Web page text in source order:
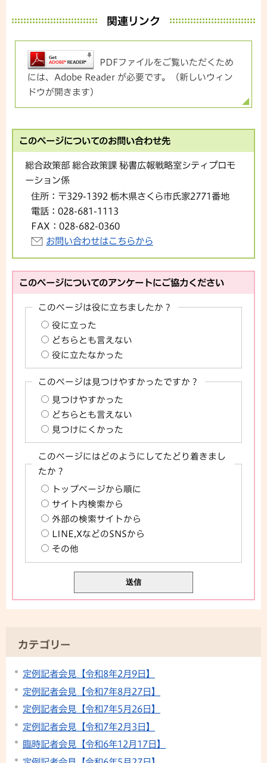
関連リンク
PDFファイルをご覧いただくため
には、Adobe Reader が必要です。（新しいウィン
ドウが開きます）
このページについてのお問い合わせ先
総合政策部 総合政策課 秘書広報戦略室シティプロモ
ーション係
住所： 〒329-1392 栃木県さくら市氏家2771番地
電話： 028-681-1113
FAX： 028-682-0360
お問い合わせはこちらから
このページについてのアンケートにご協力ください
このページは役に立ちましたか？
役に立った
どちらとも言えない
役に立たなかった
このページは見つけやすかったですか？
見つけやすかった
どちらとも言えない
見つけにくかった
このページにはどのようにしてたどり着きまし
たか？
トップページから順に
サイト内検索から
外部の検索サイトから
LINE,XなどのSNSから
その他
カテゴリー
定例記者会見【令和8年2月9日】
定例記者会見【令和7年8月27日】
定例記者会見【令和7年5月26日】
定例記者会見【令和7年2月3日】
臨時記者会見【令和6年12月17日】